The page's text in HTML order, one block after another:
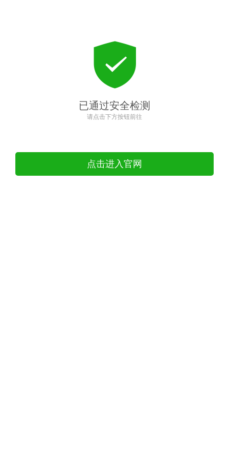
已通过安全检测
请点击下方按钮前往
点击进入官网